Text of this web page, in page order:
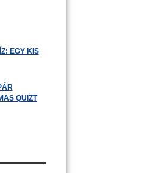
EGY KIS
QUIZT